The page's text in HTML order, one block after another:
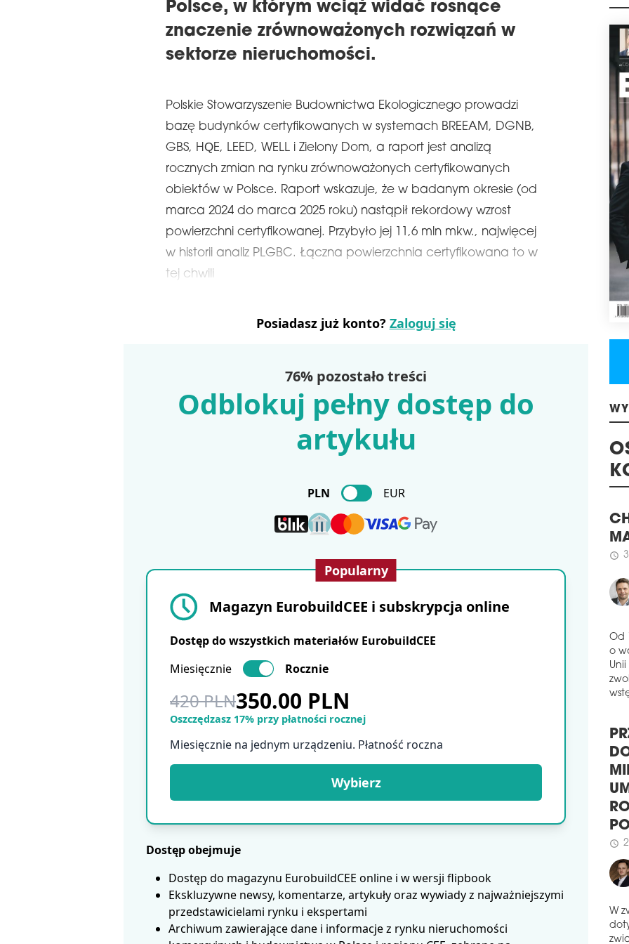
Polsce, w którym wciąż widać rosnące
znaczenie zrównoważonych rozwiązań w
sektorze nieruchomości.
Polskie Stowarzyszenie Budownictwa Ekologicznego prowadzi
bazę budynków certyfikowanych w systemach BREEAM, DGNB,
GBS, HQE, LEED, WELL i Zielony Dom, a raport jest analizą
rocznych zmian na rynku zrównoważonych certyfikowanych
obiektów w Polsce. Raport wskazuje, że w badanym okresie (od
marca 2024 do marca 2025 roku) nastąpił rekordowy wzrost
powierzchni certyfikowanej. Przybyło jej 11,6 mln mkw., najwięcej
w historii analiz PLGBC. Łączna powierzchnia certyfikowana to w
tej chwili
Posiadasz już konto? Zaloguj się
76% pozostało treści
Odblokuj pełny dostęp do
artykułu
PLN EUR
Popularny
Magazyn EurobuildCEE i subskrypcja online
Dostęp do wszystkich materiałów EurobuildCEE
Miesięcznie
Rocznie
420 PLN350.00 PLN
Oszczędzasz 17% przy płatności rocznej
Miesięcznie na jednym urządzeniu. Płatność roczna
Wybierz
Dostęp obejmuje
Dostęp do magazynu EurobuildCEE online i w wersji flipbook
Ekskluzywne newsy, komentarze, artykuły oraz wywiady z najważniejszymi
przedstawicielami rynku i ekspertami
Archiwum zawierające dane i informacje z rynku nieruchomości
i
I
schedule
we
Na
schedule
w
schedule
W
schedule
Od
o
schedule
W